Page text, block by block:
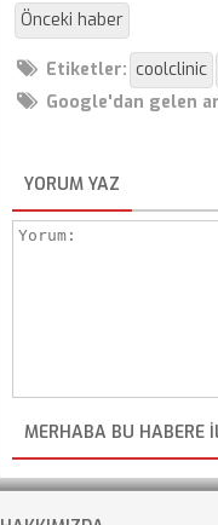
Önceki haber
Etiketler: coolclinic
Google'dan gelen
YORUM YAZ
MERHABA BU HABERE